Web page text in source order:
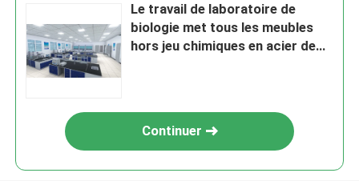
Le travail de laboratoire de
biologie met tous les meubles
hors jeu chimiques en acier de
Continuer